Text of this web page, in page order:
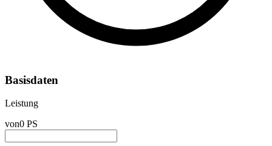
Basisdaten
Leistung
von0 PS